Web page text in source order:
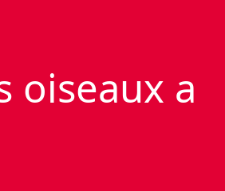
oiseaux a